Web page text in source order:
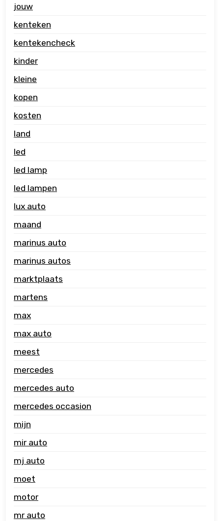
jouw
kenteken
kentekencheck
kinder
kleine
kopen
kosten
land
led
led lamp
led lampen
lux auto
maand
marinus auto
marinus autos
marktplaats
martens
max
max auto
meest
mercedes
mercedes auto
mercedes occasion
mijn
mir auto
mj auto
moet
motor
mr auto